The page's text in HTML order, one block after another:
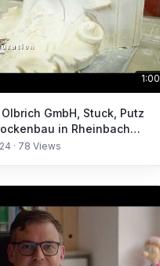
1:00
GmbH, Stuck, Putz
in Rheinbach
gestalten klassisch
· 78 Views